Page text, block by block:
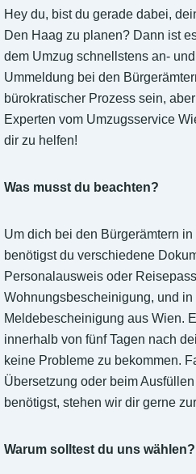
Hey du, bist du gerade dabei,
Den Haag zu planen? Dann ist
dem Umzug schnellstens an-
Ummeldung bei den
bürokratischer Prozess sein,
Experten vom Umzugsservice
dir zu helfen!
Was musst du beachten?
Um dich bei den Bürgerämtern
benötigst du verschiedene
Personalausweis oder
Wohnungsbescheinigung, und
Meldebescheinigung aus Wien.
innerhalb von fünf Tagen nach
keine Probleme zu bekommen.
Übersetzung oder beim
benötigst, stehen wir dir gerne
Warum solltest du uns wählen?